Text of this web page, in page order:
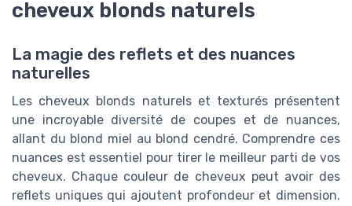
cheveux blonds naturels
La magie des reflets et des nuances
naturelles
Les cheveux blonds naturels et texturés présentent
une incroyable diversité de coupes et de nuances,
allant du blond miel au blond cendré. Comprendre ces
nuances est essentiel pour tirer le meilleur parti de vos
cheveux. Chaque couleur de cheveux peut avoir des
reflets uniques qui ajoutent profondeur et dimension.